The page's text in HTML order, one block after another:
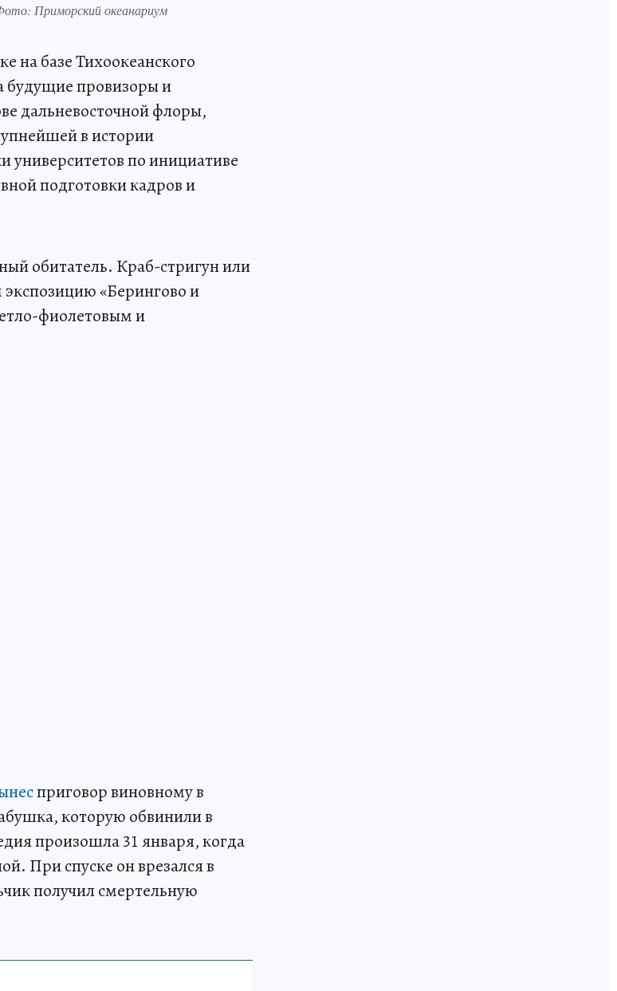
Приморский океанариум
на базе Тихоокеанского
будущие провизоры и
дальневосточной флоры,
в истории
по инициативе
подготовки кадров и
обитатель. Краб-стригун или
экспозицию «Берингово и
фиолетовым и
приговор виновному в
которую обвинили в
произошла 31 января, когда
При спуске он врезался в
получил смертельную